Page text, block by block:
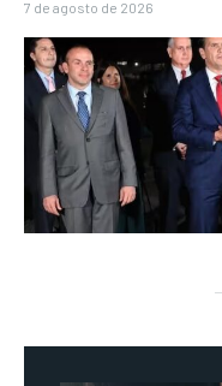
7 de agosto de 2026